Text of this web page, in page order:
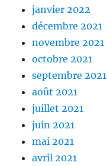
janvier 2022
décembre 2021
novembre 2021
octobre 2021
septembre 2021
août 2021
juillet 2021
juin 2021
mai 2021
avril 2021